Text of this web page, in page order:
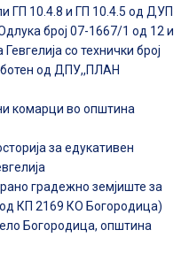
ГП 10.4.8 и ГП 10.4.5 од ДУП
број 07-1667/1 од 12 и
со технички број
од ДПУ,,ПЛАН
комарци во општина
за едукативен
градежно земјиште за
КП 2169 КО Богородица)
Богородица, општина